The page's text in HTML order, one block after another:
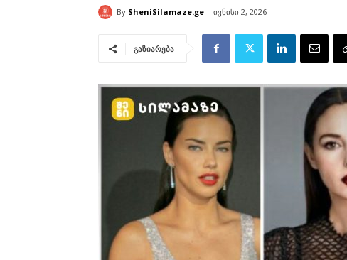
By SheniSilamaze.ge ივნისი 2, 2026
გაზიარება